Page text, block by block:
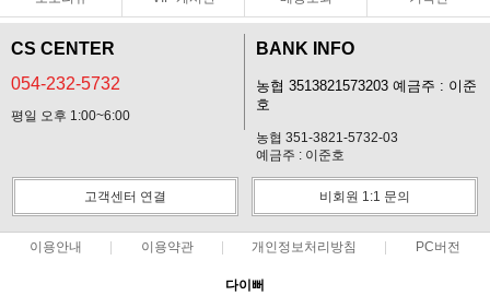
CS CENTER
054-232-5732
평일 오후 1:00~6:00
BANK INFO
농협 3513821573203 예금주 : 이준
호
농협 351-3821-5732-03
예금주 : 이준호
고객센터 연결 비회원 1:1 문의
이용안내 이용약관 개인정보처리방침 PC버전
다이뻐